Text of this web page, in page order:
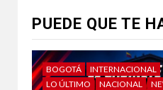
PUEDE QUE TE
BOGOTÁ
INTERNACIONAL
LO ÚLTIMO
NACIONAL